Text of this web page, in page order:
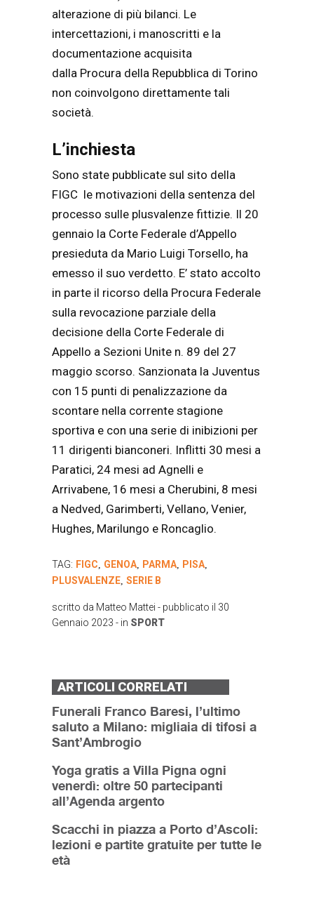
alterazione di più bilanci. Le
intercettazioni, i manoscritti e la
documentazione acquisita
dalla Procura della Repubblica di Torino
non coinvolgono direttamente tali
società.
L’inchiesta
Sono state pubblicate sul sito della
FIGC le motivazioni della sentenza del
processo sulle plusvalenze fittizie. Il 20
gennaio la Corte Federale d’Appello
presieduta da Mario Luigi Torsello, ha
emesso il suo verdetto. E’ stato accolto
in parte il ricorso della Procura Federale
sulla revocazione parziale della
decisione della Corte Federale di
Appello a Sezioni Unite n. 89 del 27
maggio scorso. Sanzionata la Juventus
con 15 punti di penalizzazione da
scontare nella corrente stagione
sportiva e con una serie di inibizioni per
11 dirigenti bianconeri. Inflitti 30 mesi a
Paratici, 24 mesi ad Agnelli e
Arrivabene, 16 mesi a Cherubini, 8 mesi
a Nedved, Garimberti, Vellano, Venier,
Hughes, Marilungo e Roncaglio.
TAG: FIGC GENOA PARMA PISA
PLUSVALENZE SERIE B
scritto da Matteo Mattei - pubblicato il 30
Gennaio 2023 - in SPORT
ARTICOLI CORRELATI
Funerali Franco Baresi, l’ultimo
saluto a Milano: migliaia di tifosi a
Sant’Ambrogio
Yoga gratis a Villa Pigna ogni
venerdì: oltre 50 partecipanti
all’Agenda argento
Scacchi in piazza a Porto d’Ascoli:
lezioni e partite gratuite per tutte le
età